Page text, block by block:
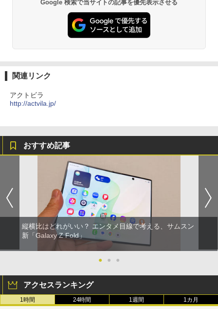
Google 検索で当サイトの記事を優先表示させる
関連リンク
アクトビラ
http://actvila.jp/
おすすめ記事
縦横比はどれがいい？ エンタメ目線で考える、サムスン
新「Galaxy Z Fold」
● ● ●
アクセスランキング
1時間 24時間 1週間 1カ月